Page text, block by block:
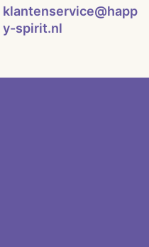
klantenservice@happ
y-spirit.nl